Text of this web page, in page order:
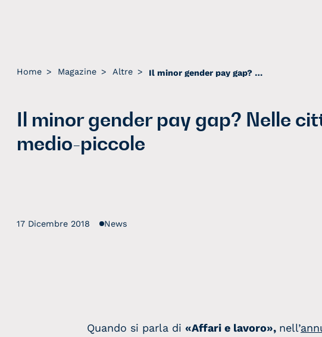
Home > Magazine > Altre > Il minor gender pay gap? Nelle città medio-piccole
Il minor gender pay gap? Nelle
medio-piccole
17 Dicembre 2018 News
Quando si parla di «Affari e lavoro», nell’